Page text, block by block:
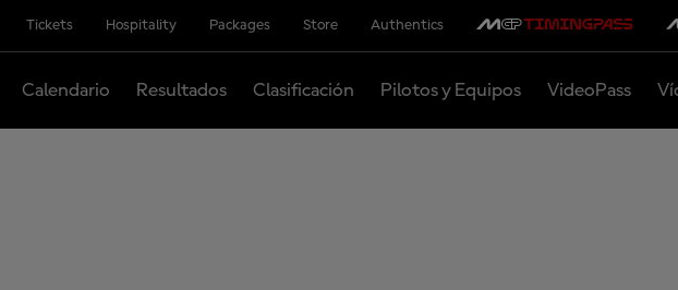
Tickets Hospitality Packages Store Authentics
Calendario Resultados Clasificación Pilotos y Equipos VideoPass